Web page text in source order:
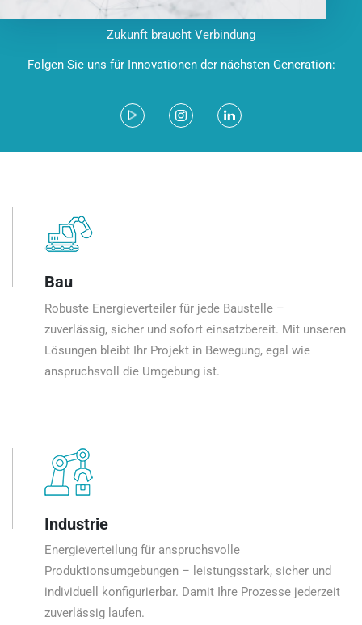
Zukunft braucht Verbindung
Folgen Sie uns für Innovationen der nächsten Generation:
Bau
Robuste Energieverteiler für jede Baustelle –
zuverlässig, sicher und sofort einsatzbereit. Mit unseren
Lösungen bleibt Ihr Projekt in Bewegung, egal wie
anspruchsvoll die Umgebung ist.
Industrie
Energieverteilung für anspruchsvolle
Produktionsumgebungen – leistungsstark, sicher und
individuell konfigurierbar. Damit Ihre Prozesse jederzeit
zuverlässig laufen.